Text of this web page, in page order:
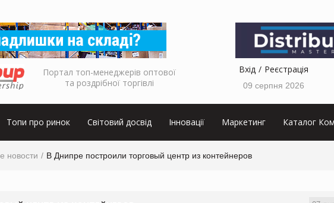
Портал топ-менеджерів оптової
та роздрібної торгівлі
Вхід Реєстрація
09 серпня 2026
Топи про ринок Світовий досвід Інновації Маркетинг Каталог
новости В Днипре построили торговый центр из контейнеров